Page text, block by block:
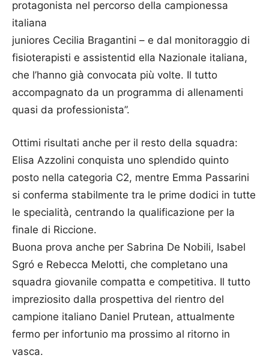
protagonista nel percorso della campionessa
italiana
juniores Cecilia Bragantini – e dal monitoraggio di
fisioterapisti e assistentid ella Nazionale italiana,
che l’hanno già convocata più volte. Il tutto
accompagnato da un programma di allenamenti
quasi da professionista”.
Ottimi risultati anche per il resto della squadra:
Elisa Azzolini conquista uno splendido quinto
posto nella categoria C2, mentre Emma Passarini
si conferma stabilmente tra le prime dodici in tutte
le specialità, centrando la qualificazione per la
finale di Riccione.
Buona prova anche per Sabrina De Nobili, Isabel
Sgró e Rebecca Melotti, che completano una
squadra giovanile compatta e competitiva. Il tutto
impreziosito dalla prospettiva del rientro del
campione italiano Daniel Prutean, attualmente
fermo per infortunio ma prossimo al ritorno in
vasca.